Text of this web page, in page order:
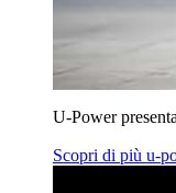
U‑Power
Scopri di più